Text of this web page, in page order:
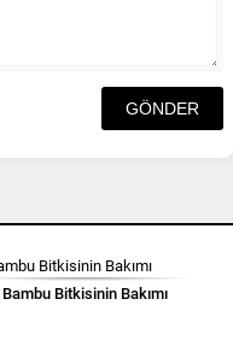
Bambu Bitkisinin Bakımı